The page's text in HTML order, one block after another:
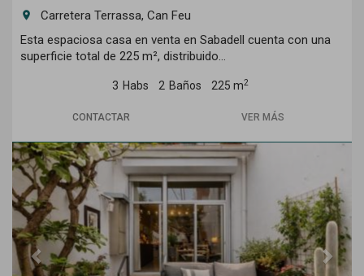
room
Carretera Terrassa, Can Feu
Esta espaciosa casa en venta en Sabadell cuenta con una
superficie total de 225 m², distribuido...
3 Habs 2 Baños 225 m2
CONTACTAR VER MÁS
Previous Next